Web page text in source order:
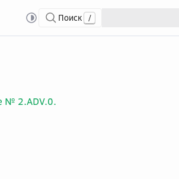
Поиск /
№ 2.ADV.0.